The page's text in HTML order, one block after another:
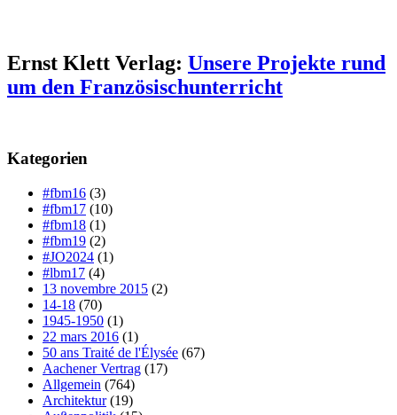
Ernst Klett Verlag: Unsere Projekte rund
um den Französischunterricht
Kategorien
#fbm16 (3)
#fbm17 (10)
#fbm18 (1)
#fbm19 (2)
#JO2024 (1)
#lbm17 (4)
13 novembre 2015 (2)
14-18 (70)
1945-1950 (1)
22 mars 2016 (1)
50 ans Traité de l'Élysée (67)
Aachener Vertrag (17)
Allgemein (764)
Architektur(19)